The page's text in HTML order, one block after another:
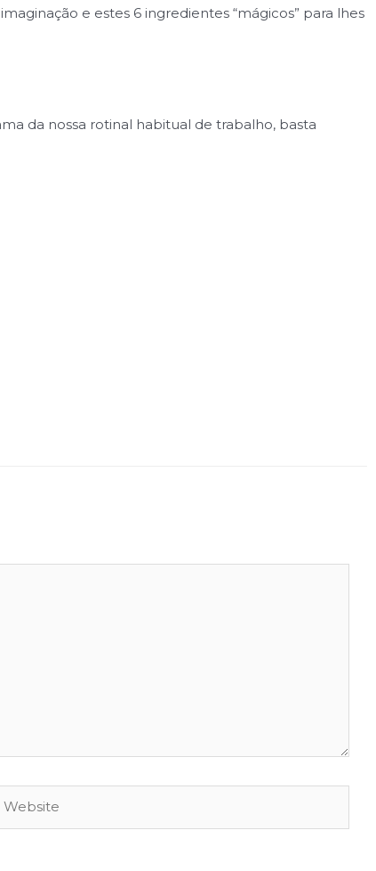
e estes 6 ingredientes “mágicos” para lhes
da nossa rotinal habitual de trabalho, basta